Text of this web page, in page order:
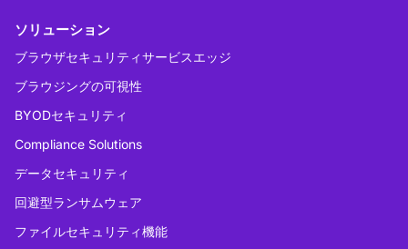
ソリューション
ブラウザセキュリティサービスエッジ
ブラウジングの可視性
BYODセキュリティ
Compliance Solutions
データセキュリティ
回避型ランサムウェア
ファイルセキュリティ機能